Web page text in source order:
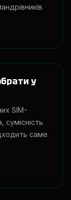
у
SIM-
сумісність
саме